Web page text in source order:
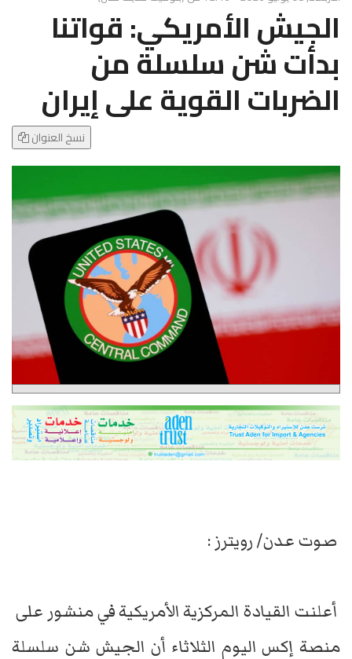
e
N
a
v
i
t
i
الجيش الأمريكي: قواتنا
بدأت شن سلسلة من
الضربات القوية على إيران
نسخ العنوان
صوت عدن/ رويترز :
أعلنت ​القيادة المركزية ‌الأمريكية في منشور ​على ​
منصة إكس اليوم ⁠الثلاثاء ​أن الجيش ​شن سلسلة